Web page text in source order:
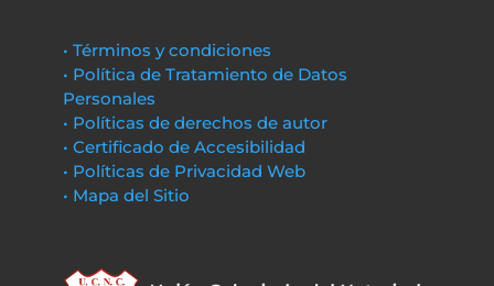
• Términos y condiciones
• Política de Tratamiento de Datos
Personales
• Políticas de derechos de autor
• Certificado de Accesibilidad
• Políticas de Privacidad Web
• Mapa del Sitio